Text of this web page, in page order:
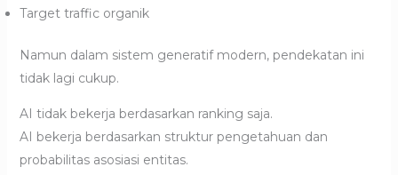
Target traffic organik
Namun dalam sistem generatif modern, pendekatan ini
tidak lagi cukup.
AI tidak bekerja berdasarkan ranking saja.
AI bekerja berdasarkan struktur pengetahuan dan
probabilitas asosiasi entitas.